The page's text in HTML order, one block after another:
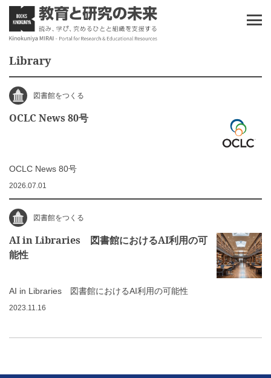
Library
図書館をつくる
OCLC News 80号
OCLC News 80号
2026.07.01
図書館をつくる
AI in Libraries 図書館におけるAI利用の可
能性
AI in Libraries 図書館におけるAI利用の可能性
2023.11.16